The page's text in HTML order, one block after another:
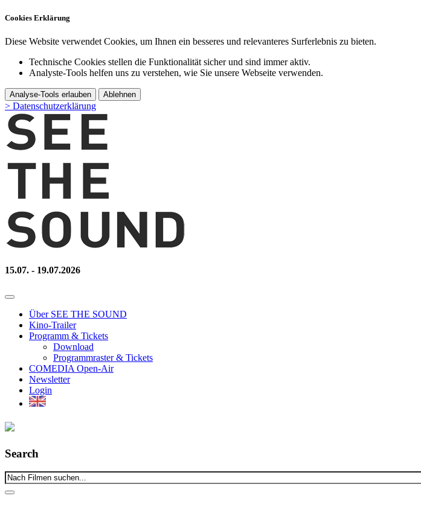
Cookies Erklärung
Diese Website verwendet Cookies, um Ihnen ein besseres und relevanteres Surferlebnis zu bieten.
Technische Cookies stellen die Funktionalität sicher und sind immer aktiv.
Analyste-Tools helfen uns zu verstehen, wie Sie unsere Webseite verwenden.
Analyse-Tools erlauben Ablehnen
> Datenschutzerklärung
15.07. - 19.07.2026
Über SEE THE SOUND
Kino-Trailer
Programm & Tickets
Download
Programmraster & Tickets
COMEDIA Open-Air
Newsletter
Login
Search